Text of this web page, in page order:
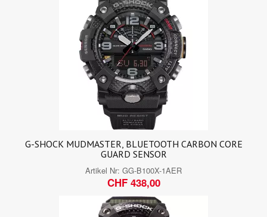
G-SHOCK MUDMASTER, BLUETOOTH CARBON CORE
GUARD SENSOR
Artikel Nr: GG-B100X-1AER
CHF 438,00